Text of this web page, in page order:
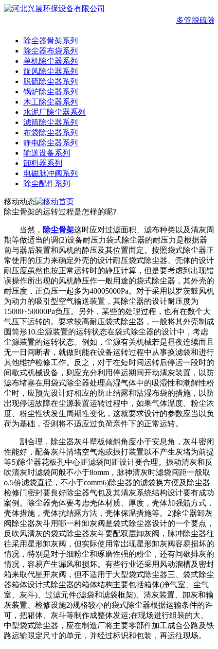
多管脱硫除
除尘器骨架系列
除尘器布袋系列
单机除尘器系列
旋风除尘器系列
脱硫除尘器系列
锅炉除尘器系列
木工除尘器系列
水泥厂除尘器系列
滤筒除尘器系列
布袋除尘器系列
静电除尘器系列
输送设备系列
卸料器系列
电磁脉冲阀系列
除尘配件系列
移动动态
除尘骨架的运转过程是怎样的呢?
当然， 除尘骨架这时应对过滤面积、滤布种类以及清灰周
期等做适当的调(2)设备耐压力袋式除尘器的耐压力是根据器
前与器后装置和风机的静压及其位置而定。按照袋式除尘器正
常使用的压力来确定外壳的设计耐压袋式除尘器、壳体的设计
耐压度虽然也按正常运转时的静压计算，但是要考虑到出现错
误操作所出现的风机静压作一般用途的袋式除尘器，其外壳的
耐压度，正负压一起多为40005000Pa。对于采用以罗茨鼓风机
为动力的吸引型空气输送装置，其除尘器的设计耐压度为
15000~50000Pa负压。另外，某些的处理过程，也有在数个大
气压下运转的。要求较高耐压袋式除尘器，一般将其外壳制成
圆筒形10.尘源装置的运转状态在袋式除尘器的设计中，考虑
尘源装置的运转状态。例如，尘源有关机械若是昼夜连续而且
无一日间断者，就做到能在设备运转过程中从事换滤袋和进行
其他维护检修工作。反之，对于在短时间运转后停运一段时的
间歇式机械设备，则应充分利用停运期间开动清灰装置，以防
滤布堵塞在用袋式除尘器处理高湿气体中的吸湿性和潮解性粉
尘时，应预先设计好相应的防止结露和沾湿布袋的措施，以防
岀现停运故障在尘源装置运转过程中，如果气体温度、粉尘浓
度、粉尘性状发生周期性变化，这就要求设计的参数应当以负
荷为基础，否则将不适应过负荷亲件下的正常运转。
割合理，除尘器灰斗壁板倾斜角度小于安息角，灰斗密闭
性能好，配备灰斗清堵空气炮或振打装置以不产生灰堵为前提
等5)除尘器花板孔中心距滤袋间距设计要合理。振动清灰和反
吹清灰时滤袋间般不小于8omm，脉神清灰时滤袋间距一般取
o.5倍滤袋直径，不小于comm6)除尘器的滤袋换方便及除尘器
检修门密封要良好除尘器气包及其清灰系统结构设计要有成功
案例。除尘器壳体要考虑壳体材质、厚度，壳体加强筋方式，
壳体措施，壳体抗结露方法，壳体保温措施等。2)除尘器卸灰
阀除尘器灰斗用哪一种卸灰阀是袋式除尘器设计的一个要点，
反吹风清灰的袋式除尘器灰斗要配双层卸灰阀，脉冲除尘器往
往采用星形卸灰阀，但实际使用常岀现星形卸灰阀容易损坏的
情况，特别是对于细粉尘和琢磨性强的粉尘，还有间歇排灰的
情况，容易产生漏风和损坏。有些行业还采用风动溜槽及密封
箱来取代星开灰阀，但不适用于大型袋式除尘器三、袋式除尘
器箱体设计式除尘器的箱体结构主要包括箱体(净气室、尘气
室、灰斗)、过滤元件(滤袋和滤袋框架)、清灰装置、卸灰和输
灰装置、检修设施2)规格较小的袋式除尘器根据运输条件的许
可，把箱体、灰斗等制作成整体发运;在现场进行组装的大、
中型袋式除尘器，应在制造厂将主要零部件加工成合公路及铁
路运输限定尺寸的单元，并经过标识和包装，再运往现场。